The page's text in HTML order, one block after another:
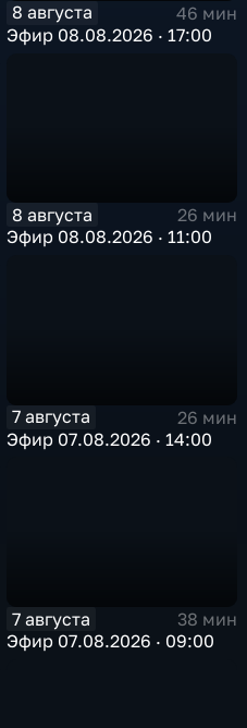
8 августа
46 мин
Эфир 08.08.2026 · 17:00
8 августа
26 мин
Эфир 08.08.2026 · 11:00
7 августа
26 мин
Эфир 07.08.2026 · 14:00
7 августа
38 мин
Эфир 07.08.2026 · 09:00